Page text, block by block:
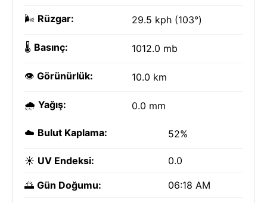
🌬️ Rüzgar: 29.5 kph (103°)
🌡️ Basınç: 1012.0 mb
👁️ Görünürlük: 10.0 km
🌧️ Yağış: 0.0 mm
☁️ Bulut Kaplama: 52%
☀️ UV Endeksi: 0.0
🌅 Gün Doğumu: 06:18 AM